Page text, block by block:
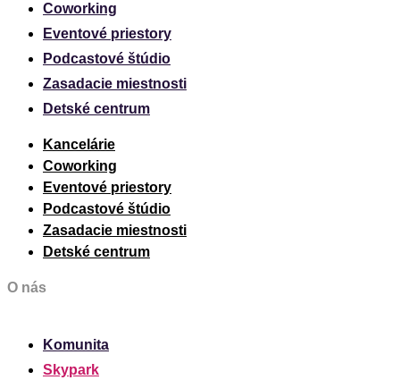
Coworking
Eventové priestory
Podcastové štúdio
Zasadacie miestnosti
Detské centrum
Kancelárie
Coworking
Eventové priestory
Podcastové štúdio
Zasadacie miestnosti
Detské centrum
O nás
Komunita
Skypark